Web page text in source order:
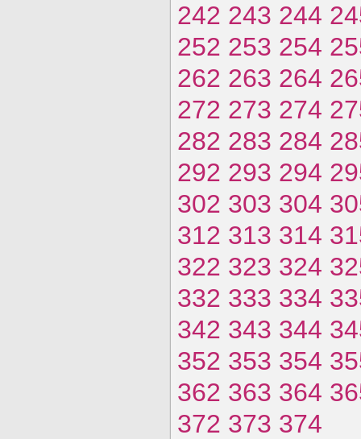
242 243 244
252 253 254
262 263 264
272 273 274
282 283 284
292 293 294
302 303 304
312 313 314
322 323 324
332 333 334
342 343 344
352 353 354
362 363 364
372 373 374